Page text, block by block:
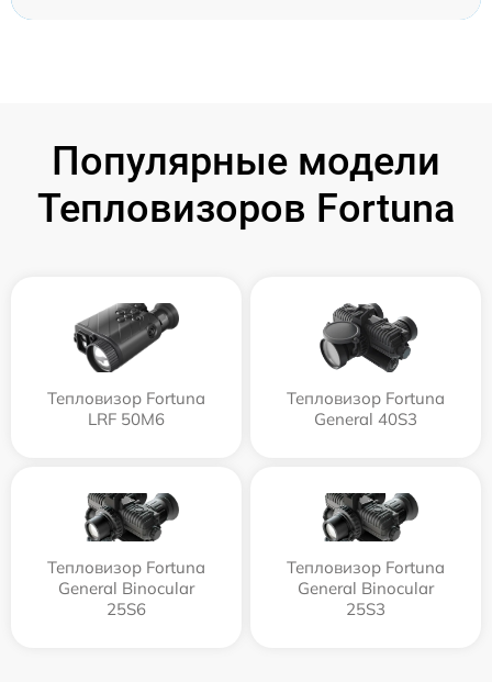
Популярные модели
Тепловизоров Fortuna
Тепловизор Fortuna
LRF 50M6
Тепловизор Fortuna
General 40S3
Тепловизор Fortuna
General Binocular
25S6
Тепловизор Fortuna
General Binocular
25S3